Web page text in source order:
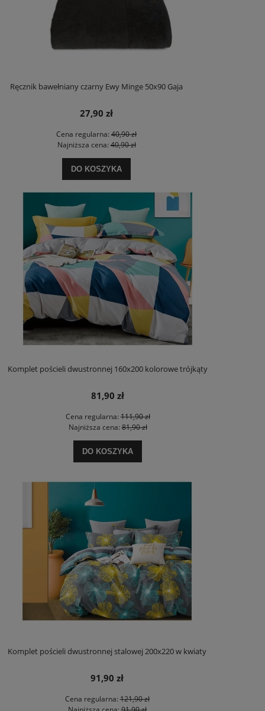
Ręcznik bawełniany czarny Ewy Minge 50x90 Gaja
27,90 zł
Cena regularna: 40,90 zł
Najniższa cena:40,90 zł
DO KOSZYKA
Komplet pościeli dwustronnej 160x200 kolorowe trójkąty
81,90 zł
Cena regularna:111,90 zł
Najniższa cena:81,90 zł
DO KOSZYKA
Komplet pościeli dwustronnej stalowej 200x220 w kwiaty
91,90 zł
Cena regularna:121,90 zł